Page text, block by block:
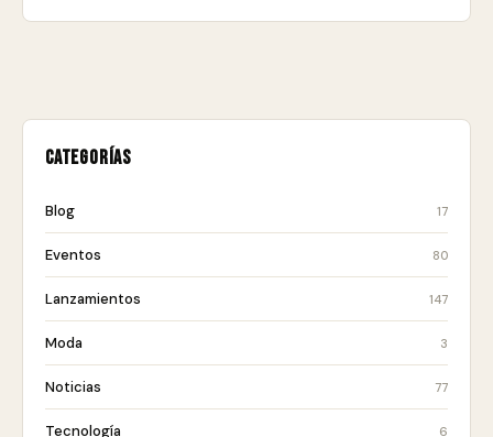
Categorías
Blog 17
Eventos 80
Lanzamientos 147
Moda 3
Noticias 77
Tecnología 6